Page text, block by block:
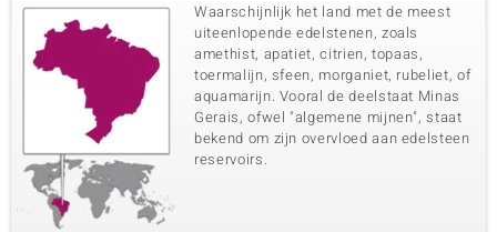
Waarschijnlijk het land met de meest
uiteenlopende edelstenen, zoals
amethist, apatiet, citrien, topaas,
toermalijn, sfeen, morganiet, rubeliet, of
aquamarijn. Vooral de deelstaat Minas
Gerais, ofwel "algemene mijnen", staat
bekend om zijn overvloed aan edelsteen
reservoirs.